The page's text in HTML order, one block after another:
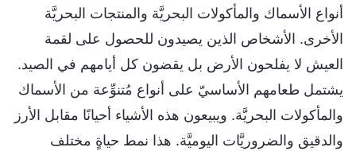
أنواع الأسماك والمأكولات البحريَّة والمنتجات البحريَّة
الأخرى. الأشخاص الذين يصيدون للحصول على لقمة
العيش لا يفلحون الأرض بل يقضون كل أيامهم في الصيد.
يشتمل طعامهم الأساسيّ على أنواع مُتنوِّعة من الأسماك
والمأكولات البحريَّة. ويبيعون هذه الأشياء أحيانًا مقابل الأرز
والدقيق والضروريَّات اليوميَّة. هذا نمط حياةٍ مختلف